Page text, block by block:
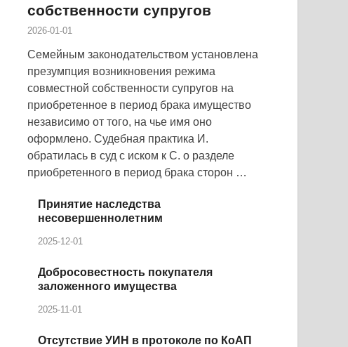
собственности супругов
2026-01-01
Семейным законодательством установлена
презумпция возникновения режима
совместной собственности супругов на
приобретенное в период брака имущество
независимо от того, на чье имя оно
оформлено. Судебная практика И.
обратилась в суд с иском к С. о разделе
приобретенного в период брака сторон …
Принятие наследства
несовершеннолетним
2025-12-01
Добросовестность покупателя
заложенного имущества
2025-11-01
Отсутствие УИН в протоколе по КоАП